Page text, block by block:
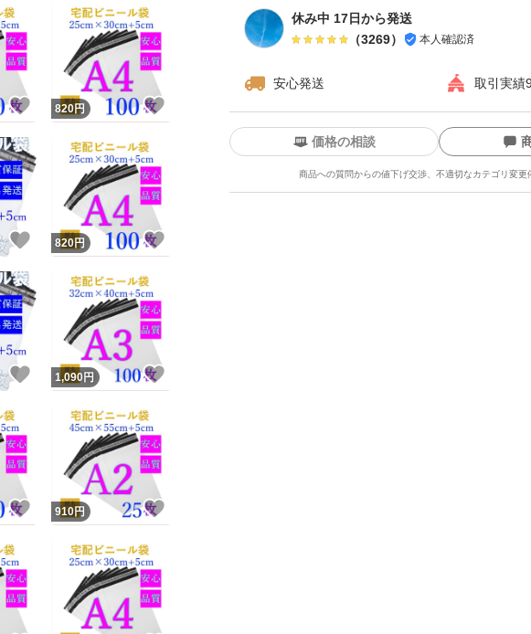
・ワンタッチテープ付で簡単梱包！
粘着力が強く、配送中に外れる心配なし♪
シーを保護！
休み中 17日から発送
（3269） 本人確認済
安心発送 取引実績
ユーザーの実績について
た一定の基準を満たしたユーザーにバッジを付与しています
Yahoo!フリマの基準をクリアした安心・安全なユーザーです
価格の相談
商品への質問からの値下げ交渉、不適切なカテゴリ変更
この商品の情報をコピーします
いいね！
820円
いいね！
820円
いいね！
1,090 円
いいね！
910円